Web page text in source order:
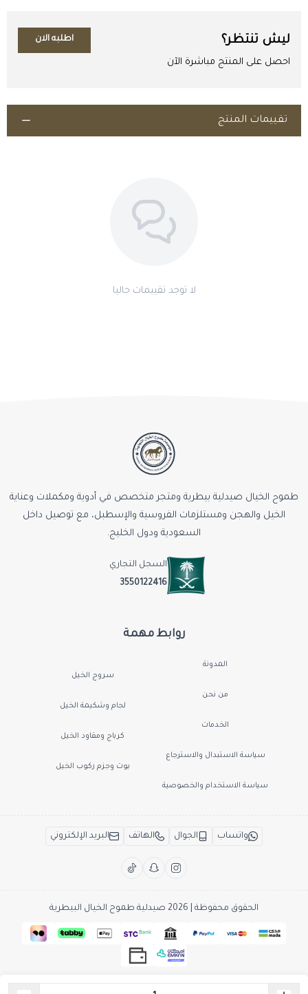
يُفضّل تجربة كمية بسيطة أولًا للتأكد من عدم وجود حساسية جلدية.
ليش تنتظر؟
احصل على المنتج مباشرة الآن
اطلبه الان
اطلب المنتج
تقييمات المنتج
لا توجد تقييمات حاليا
روابط مهمة
المدونة
من نحن
الخدمات
سياسة الاستبدال والاسترجاع
سياسة الاستخدام والخصوصية
سروج الخيل
لجام وشكيمة الخيل
كرباج ومقاود الخيل
بوت وجزم ركوب الخيل
طموح الخيال صيدلية بيطرية ومتجر متخصص في أدوية ومكملات وعناية
الخيل والهجن ومستلزمات الفروسية والإسطبل، مع توصيل داخل
السعودية ودول الخليج.
السجل التجاري
3550122416
واتساب الجوال الهاتف البريد الإلكتروني
الحقوق محفوظة | 2026 صيدلية طموح الخيال البيطرية